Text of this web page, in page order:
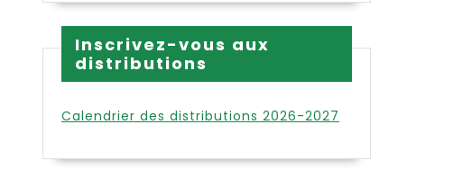
Inscrivez-vous aux
distributions
Calendrier des distributions 2026-2027